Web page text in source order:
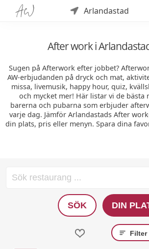
Arlandastad
After work i
Sugen på Afterwork efter jobbet?
AW-erbjudanden på dryck och mat,
missa, livemusik, happy hour, quiz,
och mycket mer! Här listar vi de bästa
barerna och pubarna som erbjuder
varje dag. Jämför Arlandastads After
din plats, pris eller menyn. Spara dina
SÖK DIN
Filter